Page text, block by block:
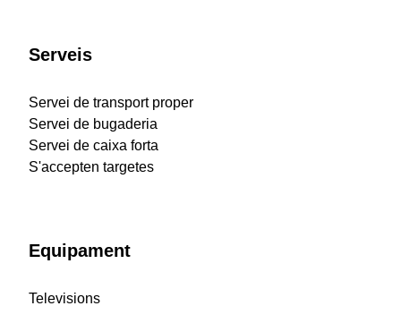
Serveis
Servei de transport proper
Servei de bugaderia
Servei de caixa forta
S'accepten targetes
Equipament
Televisions